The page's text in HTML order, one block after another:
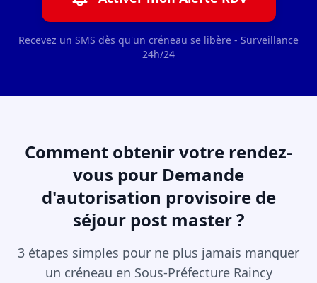
Recevez un SMS dès qu'un créneau se libère - Surveillance
24h/24
Comment obtenir votre rendez-
vous pour Demande
d'autorisation provisoire de
séjour post master ?
3 étapes simples pour ne plus jamais manquer
un créneau en Sous-Préfecture Raincy